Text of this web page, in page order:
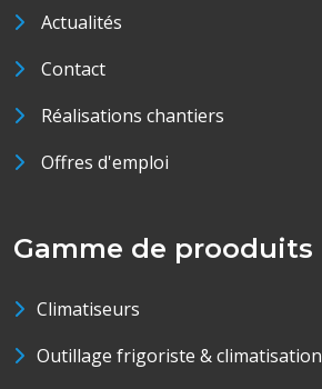
Actualités
Contact
Réalisations chantiers
Offres d'emploi
Gamme de prooduits
Climatiseurs
Outillage frigoriste & climatisation